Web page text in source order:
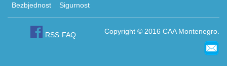
Bezbjednost Sigurnost
RSS FAQ Copyright © 2016 CAA Montenegro.